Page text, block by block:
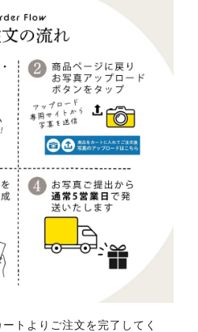
トよりご注文を完了してく